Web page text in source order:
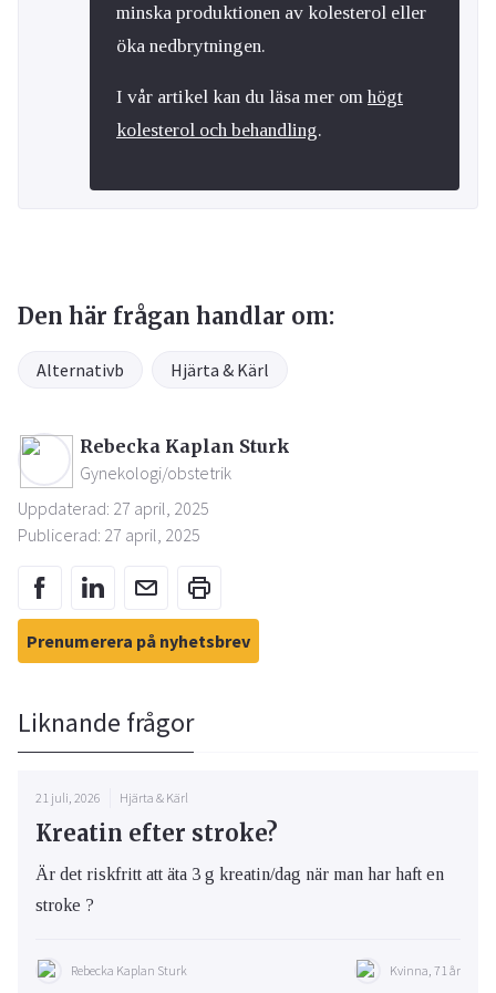
minska produktionen av kolesterol eller
öka nedbrytningen.
I vår artikel kan du läsa mer om högt
kolesterol och behandling.
Den här frågan handlar om:
Alternativb Hjärta & Kärl
Rebecka Kaplan Sturk
Gynekologi/obstetrik
Uppdaterad: 27 april, 2025
Publicerad: 27 april, 2025
Prenumerera på nyhetsbrev
Liknande frågor
21 juli, 2026 Hjärta & Kärl
Kreatin efter stroke?
Är det riskfritt att äta 3 g kreatin/dag när man har haft en
stroke ?
Rebecka Kaplan Sturk Kvinna, 71 år